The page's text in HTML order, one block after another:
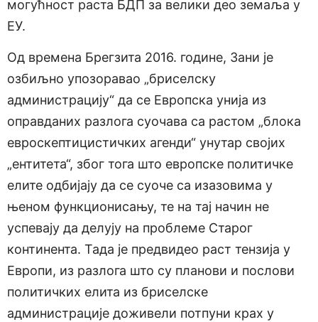
могућност раста БДП за велики део земаља у
ЕУ.
Од времена Брегзита 2016. године, Зани је
озбиљно упозоравао „бриселску
администрацију“ да се Европска унија из
оправданих разлога суочава са растом „блока
евроскептицистичких агенди“ унутар својих
„ентитета“, због тога што европске политичке
елите одбијају да се суоче са изазовима у
њеном функционисању, те на тај начин не
успевају да делују на проблеме Старог
континента. Тада је предвидео раст тензија у
Европи, из разлога што су планови и послови
политичких елита из бриселске
администрације доживели потпуни крах у